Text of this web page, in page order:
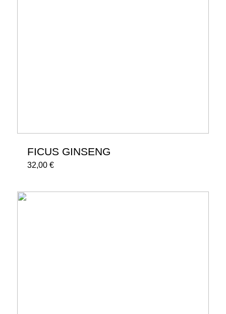
FICUS GINSENG
32,00€